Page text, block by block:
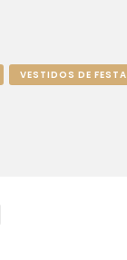
VESTIDOS DE FESTA